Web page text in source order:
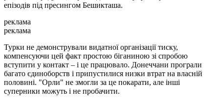
епізодів під пресингом Бешикташа.
реклама
реклама
Турки не демонстрували видатної організації тиску,
компенсуючи цей факт простою біганиною зі спробою
вступити у контакт – і це працювало. Донеччани програли
багато єдиноборств і припустилися низки втрат на власній
половині. "Орли" не змогли за це покарати, але інші
суперники можуть і не пробачити.